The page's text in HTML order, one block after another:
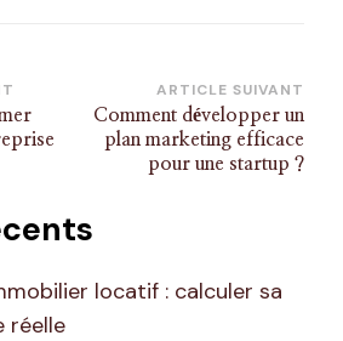
ARTICLE SUIVANT
Comment développer un
plan marketing efficace
pour une startup ?
locatif : calculer sa
réelle